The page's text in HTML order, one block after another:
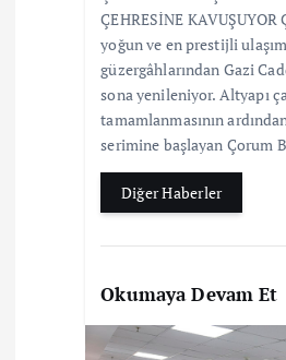
ÇEHRESİNE KAVUŞUYOR
yoğun ve en prestijli ulaşım
güzergâhlarından Gazi
sona yenileniyor. Altyapı
tamamlanmasının
serimine başlayan Çorum
Diğer Haberler
Okumaya Devam Et